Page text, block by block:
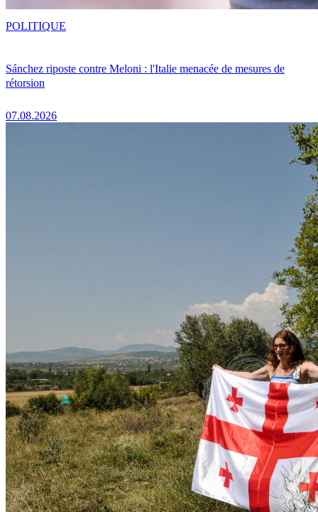
Sánchez riposte contre Meloni : l'Italie menacée de mesures de
rétorsion
07.08.2026
POLITIQUE